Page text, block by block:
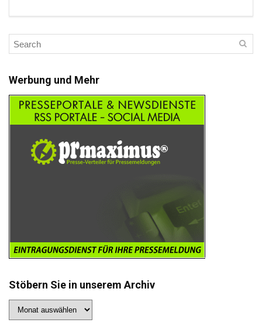
Werbung und Mehr
Stöbern Sie in unserem Archiv
Sie